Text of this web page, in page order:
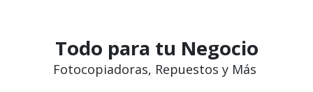
Todo para tu Negocio
Fotocopiadoras, Repuestos y Más